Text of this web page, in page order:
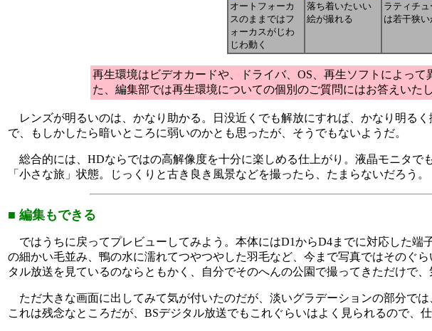
オートフォーカ
スのままではフ
ォーカスがじわ
じわ動く
落ち着いたいい
絵が撮れる
ラティチュ
は若干狭い
再生環境はビデオカードや、ドライバ、OS、再生ソフトによっ
た、編集部では再生環境についての個別のご質問にはお答えいた
レンズが明るいのは、かなり助かる。日没近くでも解放にすれば、かなり明る
で、もしかしたら暗いところに弱いのかとも思ったが、そうでもないようだ。
総合的には、HDならではの高解像度を十分に楽しめる仕上がり。液晶モニタで
「小さな旅」状態。じっくりと古き良き風景などを撮ったら、たまらないだろう。
■ 編集もできる
ではうちに戻ってプレビューしてみよう。本体にはD1からD4までに対応した
の細かい毛並み、鴨の水に濡れてつやつやした羽毛など、今まで写真ではそのぐ
タル放送を見ているのならともかく、自分でそのへんの公園で撮ってきただけで、
ただ大きな画面に出してみて気が付いたのだが、淡いグラデーションの部分で
これは残念なところだが、BSデジタル放送でもこれぐらいはよく見られるので、